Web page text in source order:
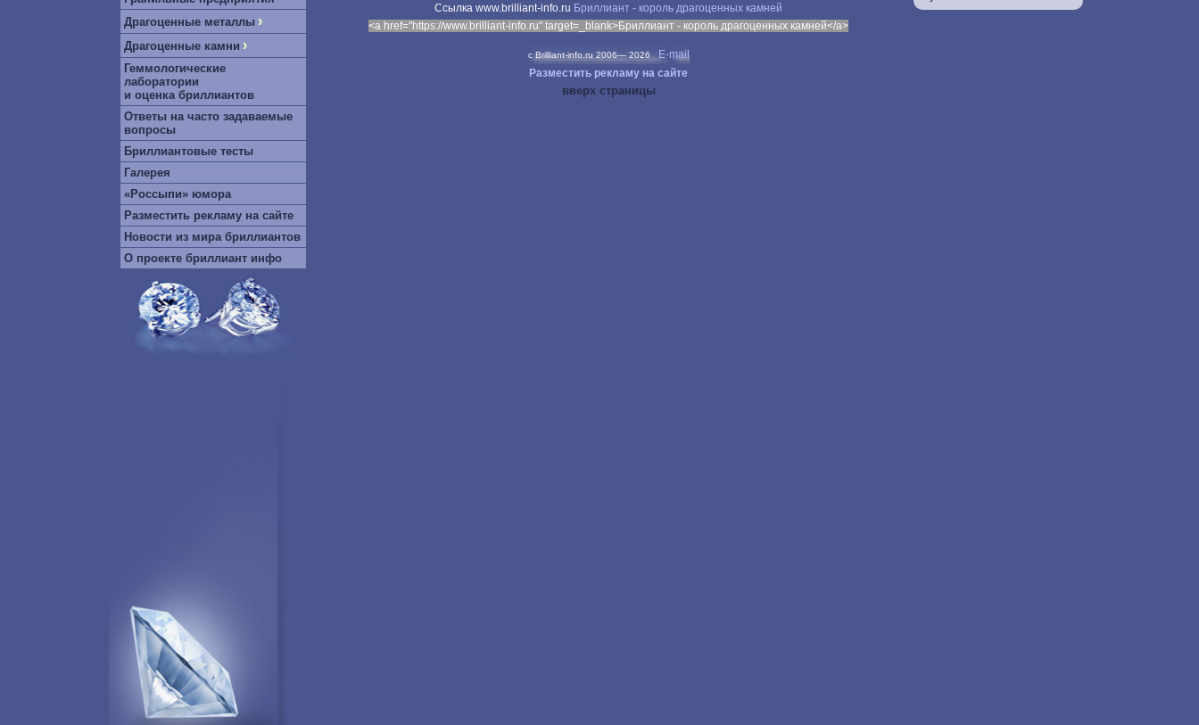
Драгоценные металлы ›
Драгоценные камни ›
Геммологические
лаборатории
и оценка бриллиантов
Ответы на часто задаваемые
вопросы
Бриллиантовые тесты
Галерея
«Россыпи» юмора
Разместить рекламу на сайте
Новости из мира бриллиантов
О проекте бриллиант инфо
Cсылка www.brilliant-info.ru Бриллиант - король драгоценных камней
<a href="https://www.brilliant-info.ru" target=_blank>Бриллиант - король драгоценных камней</a>
c Brilliant-info.ru 2006— 2026 E-mail
Разместить рекламу на сайте
вверх страницы